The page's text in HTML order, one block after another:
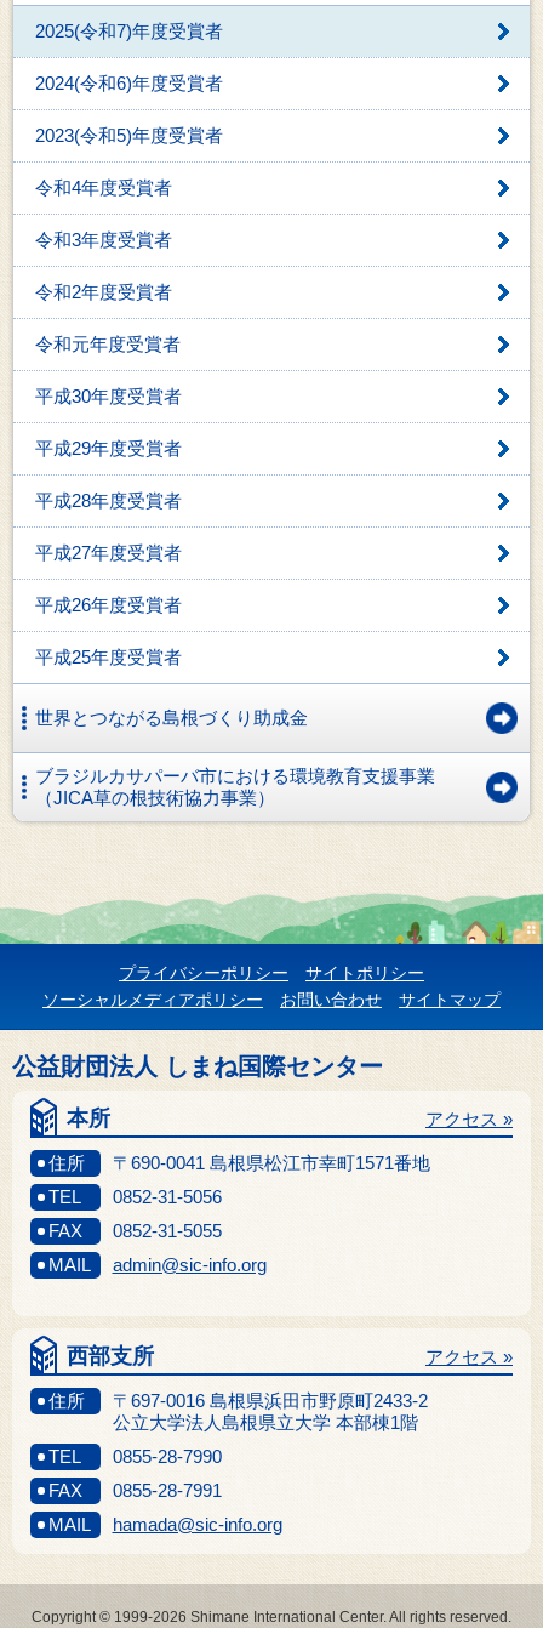
2025(令和7)年度受賞者
2024(令和6)年度受賞者
2023(令和5)年度受賞者
令和4年度受賞者
令和3年度受賞者
令和2年度受賞者
令和元年度受賞者
平成30年度受賞者
平成29年度受賞者
平成28年度受賞者
平成27年度受賞者
平成26年度受賞者
平成25年度受賞者
世界とつながる島根づくり助成金
ブラジルカサパーバ市における環境教育支援事業
（JICA草の根技術協力事業）
プライバシーポリシー
サイトポリシー
ソーシャルメディアポリシー
お問い合わせ サイトマップ
公益財団法人 しまね国際センター
本所
住所 〒690-0041 島根県松江市幸町1571番地
アクセス »
TEL
0852-31-5056
FAX
0852-31-5055
MAIL
admin@sic-info.org
西部支所
住所
〒697-0016 島根県浜田市野原町2433-2
公立大学法人島根県立大学 本部棟1階
アクセス »
TEL
0855-28-7990
FAX
0855-28-7991
MAIL
hamada@sic-info.org
Copyright © 1999-2026 Shimane International Center. All rights reserved.